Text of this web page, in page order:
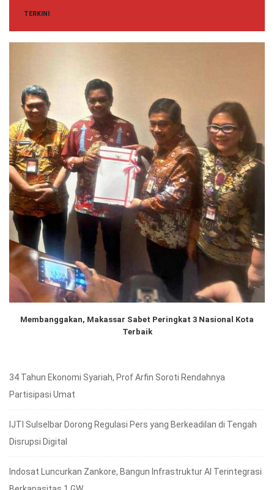
TERKINI
Membanggakan, Makassar Sabet Peringkat 3 Nasional Kota
Terbaik
34 Tahun Ekonomi Syariah, Prof Arfin Soroti Rendahnya
Partisipasi Umat
IJTI Sulselbar Dorong Regulasi Pers yang Berkeadilan di Tengah
Disrupsi Digital
Indosat Luncurkan Zankore, Bangun Infrastruktur AI Terintegrasi